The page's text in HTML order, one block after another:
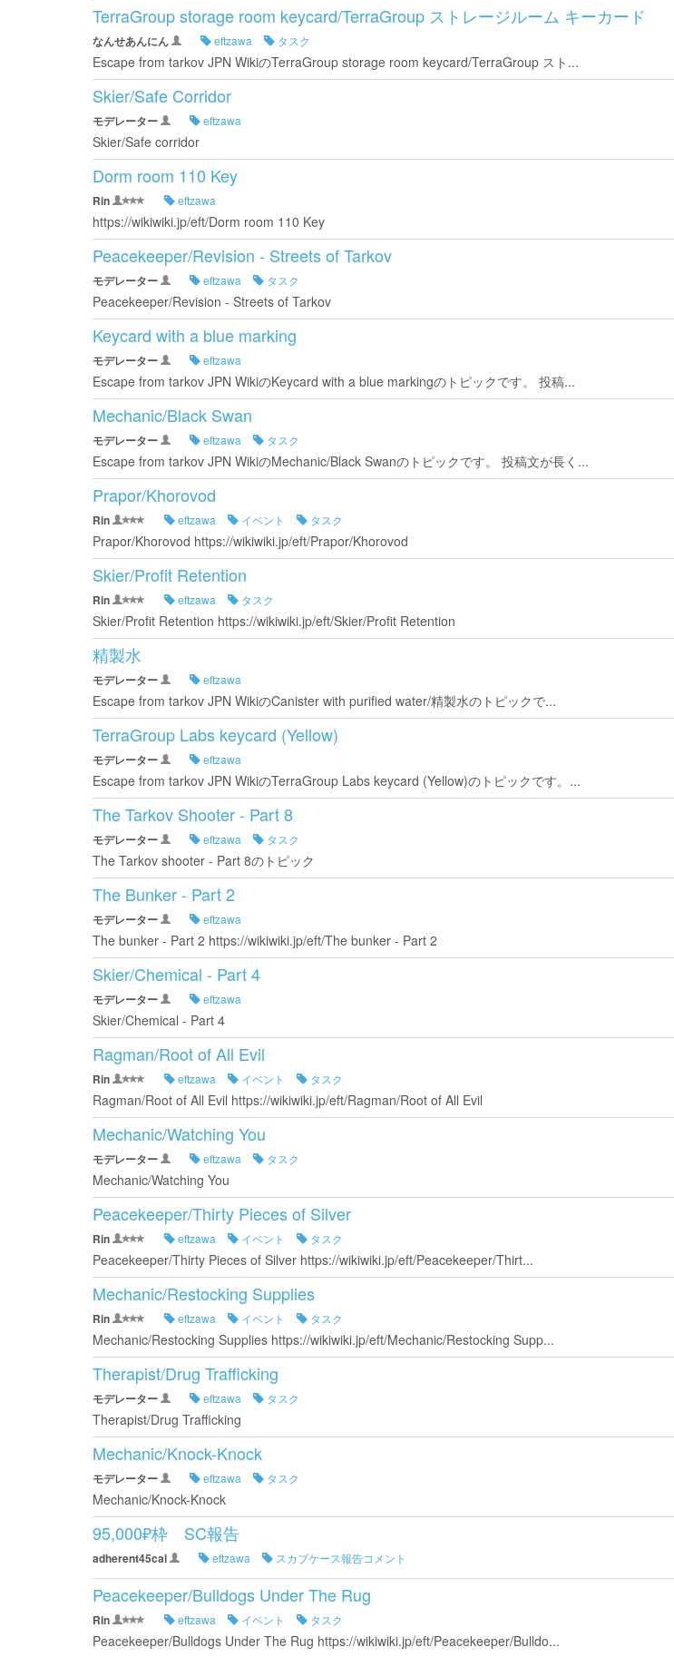
TerraGroup storage room keycard/TerraGroup ストレージルーム キーカード
なんせあんにん eftzawa タスク
Escape from tarkov JPN WikiのTerraGroup storage room keycard/TerraGroup スト...
Skier/Safe Corridor
モデレーター eftzawa
Skier/Safe corridor
Dorm room 110 Key
Rin eftzawa
https://wikiwiki.jp/eft/Dorm room 110 Key
Peacekeeper/Revision - Streets of Tarkov
モデレーター eftzawa タスク
Peacekeeper/Revision - Streets of Tarkov
Keycard with a blue marking
モデレーター eftzawa
Escape from tarkov JPN WikiのKeycard with a blue markingのトピックです。 投稿...
Mechanic/Black Swan
モデレーター eftzawa タスク
Escape from tarkov JPN WikiのMechanic/Black Swanのトピックです。 投稿文が長く...
Prapor/Khorovod
Rin eftzawa イベント タスク
Prapor/Khorovod https://wikiwiki.jp/eft/Prapor/Khorovod
Skier/Profit Retention
Rin eftzawa タスク
Skier/Profit Retention https://wikiwiki.jp/eft/Skier/Profit Retention
精製水
モデレーター eftzawa
Escape from tarkov JPN WikiのCanister with purified water/精製水のトピックで...
TerraGroup Labs keycard (Yellow)
モデレーター eftzawa
Escape from tarkov JPN WikiのTerraGroup Labs keycard (Yellow)のトピックです。...
The Tarkov Shooter - Part 8
モデレーター eftzawa タスク
The Tarkov shooter - Part 8のトピック
The Bunker - Part 2
モデレーター eftzawa
The bunker - Part 2 https://wikiwiki.jp/eft/The bunker - Part 2
Skier/Chemical - Part 4
モデレーター eftzawa
Skier/Chemical - Part 4
Ragman/Root of All Evil
Rin eftzawa イベント タスク
Ragman/Root of All Evil https://wikiwiki.jp/eft/Ragman/Root of All Evil
Mechanic/Watching You
モデレーター eftzawa タスク
Mechanic/Watching You
Peacekeeper/Thirty Pieces of Silver
Rin eftzawa イベント タスク
Peacekeeper/Thirty Pieces of Silver https://wikiwiki.jp/eft/Peacekeeper/Thirt...
Mechanic/Restocking Supplies
Rin eftzawa イベント タスク
Mechanic/Restocking Supplies https://wikiwiki.jp/eft/Mechanic/Restocking Supp...
Therapist/Drug Trafficking
モデレーター eftzawa タスク
Therapist/Drug Trafficking
Mechanic/Knock-Knock
モデレーター eftzawa タスク
Mechanic/Knock-Knock
95,000₽枠 SC報告
adherent45cal eftzawa スカブケース報告コメント
Peacekeeper/Bulldogs Under The Rug
Rin eftzawa イベント タスク
Peacekeeper/Bulldogs Under The Rug https://wikiwiki.jp/eft/Peacekeeper/Bulldo...